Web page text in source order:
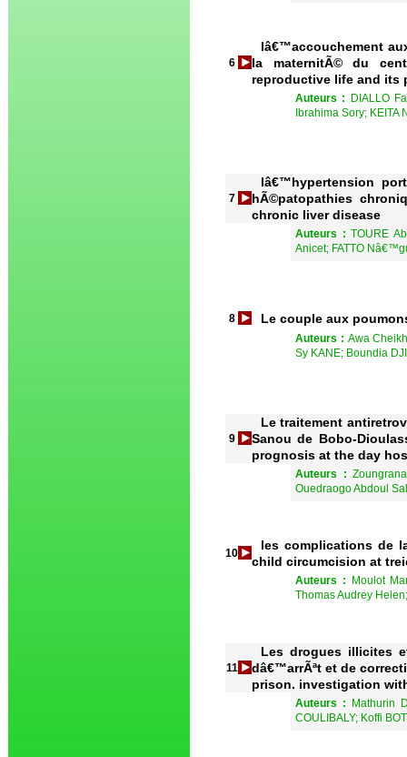
6
lâ€™accouchement
la maternitÃ© du
reproductive life and its
Auteurs :
DIALLO
Ibrahima Sory; KEITA
7
lâ€™hypertension
hÃ©patopathies
chronic liver disease
Auteurs :TOURE
Anicet; FATTO
8 Le couple aux
Auteurs : Awa
Sy KANE; Boundia
9
Le traitement
Sanou de Bobo-
prognosis at the day
Auteurs :
Ouedraogo Abdoul
10
les complications de
child circumcision at
Auteurs :
Moulot
Thomas Audrey
11
Les drogues illicites
dâ€™arrÃªt et de
prison. investigation
Auteurs :
Mathurin
COULIBALY; Koffi